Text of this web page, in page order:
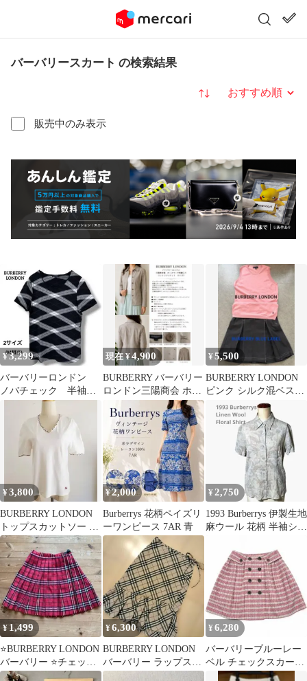
バーバリースカート の検索結果
販売中のみ表示
並び替え
¥ 3,299
バーバリーロンドン
ノバチェック 半袖
Tシャツ カットソ
ー 2サイズ M
現在 ¥4,900
BURBERRY バーバリー
ロンドン三陽商会 ホー
スマーク刺繍コットン
ジャケット
¥5,500
BURBERRY LONDON
ピンク シルク混ベス
ト M
¥3,800
BURBERRY LONDON
トップスカットソー T
シャツチェック
¥2,000
Burberrys 花柄ペイズリ
ーワンピース 7AR 青
¥ 2,750
1993 Burberrys 伊製生地
麻ウール 花柄 半袖シャ
¥ 1,499
⭐️BURBERRY LONDON
バーバリー ⭐️チェック
ミニスカート S
¥6,300
BURBERRY LONDON
バーバリー ラップスカ
ート ノバチェック 38M
¥ 6,280
バーバリーブルーレー
ベル チェックスカート
38 M ピンク